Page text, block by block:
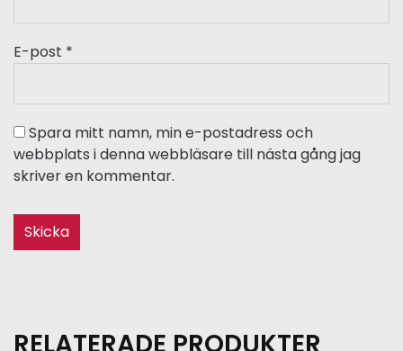
E-post *
Spara mitt namn, min e-postadress och
webbplats i denna webbläsare till nästa gång jag
skriver en kommentar.
RELATERADE PRODUKTER